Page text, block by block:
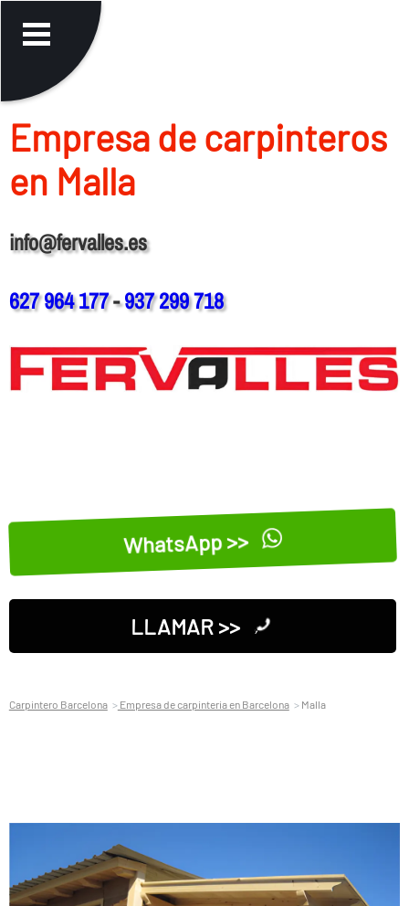
Empresa de carpinteros
en Malla
info@fervalles.es
627 964 177-937 299 718
WhatsApp >>
LLAMAR >>
Carpintero Barcelona Empresa de carpinteria en Barcelona Malla